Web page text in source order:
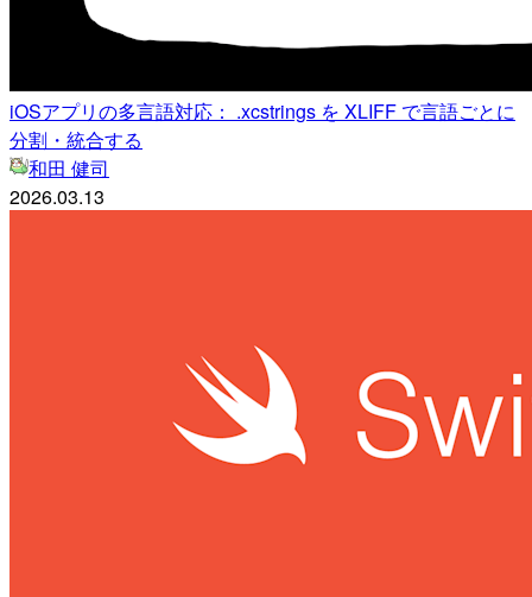
iOSアプリの多言語対応： .xcstrings を XLIFF で言語ごとに
分割・統合する
和田 健司
2026.03.13